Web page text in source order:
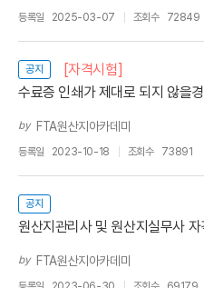
등록일 2025-03-07 조회수 72849
공지
[자격시험]
수료증 인쇄가 제대로 되지 않을
by FTA원산지아카데미
등록일 2023-10-18 조회수 73891
공지
원산지관리사 및 원산지실무사
by FTA원산지아카데미